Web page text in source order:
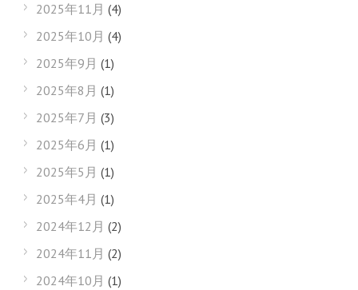
2025年11月 (4)
2025年10月 (4)
2025年9月 (1)
2025年8月 (1)
2025年7月 (3)
2025年6月 (1)
2025年5月 (1)
2025年4月 (1)
2024年12月 (2)
2024年11月 (2)
2024年10月 (1)